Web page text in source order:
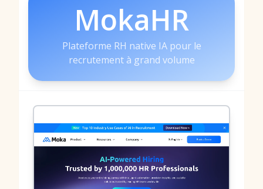
MokaHR
Plateforme RH native IA pour le
recrutement à grand volume